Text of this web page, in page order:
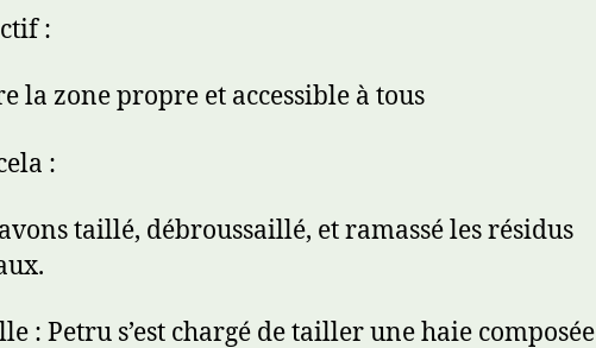
:
la zone propre et accessible à tous
:
taillé, débroussaillé, et ramassé les résidus
: Petru s’est chargé de tailler une haie composée